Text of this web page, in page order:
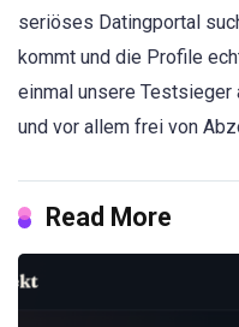
seriöses Datingportal
kommt und die Profile
einmal unsere Testsieger
und vor allem frei von
Read More